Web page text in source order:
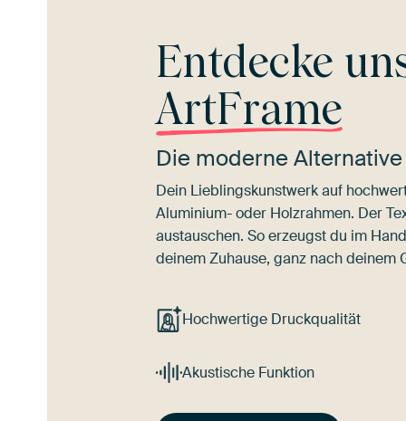
Entdecke
ArtFrame
Die moderne
Dein Lieblingskunstwerk auf
Aluminium- oder Holzrahmen. Der
austauschen. So erzeugst du im
deinem Zuhause, ganz nach deinem
Hochwertige Druckqualität
Akustische Funktion